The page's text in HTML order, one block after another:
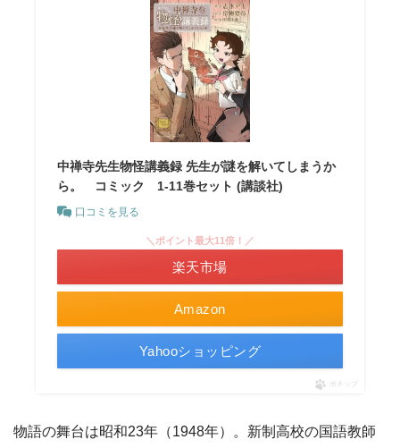
中禅寺先生物怪講義録 先生が謎を解いてしまうか
ら。 コミック 1-11巻セット (講談社)
口コミを見る
Amazon
＼ポイント最大11倍！／
楽天市場
Yahooショッピング
ポチップ
物語の舞台は昭和23年（1948年）。新制高校の国語教師